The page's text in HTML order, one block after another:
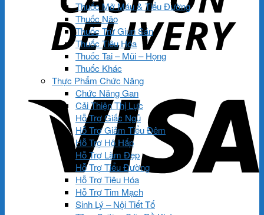
Thuốc Mỡ Máu & Tiểu Đường
Thuốc Não
Thuốc Trừ Giun Sán
Thuốc Tiêu Hóa
Thuốc Tai – Mũi – Họng
Thuốc Khác
Thực Phẩm Chức Năng
Chức Năng Gan
Cải Thiện Thị Lực
Hỗ Trợ Giấc Ngủ
Hỗ Trợ Giảm Tiểu Đêm
Hỗ Trợ Hô Hấp
Hỗ Trợ Làm Đẹp
Hỗ Trợ Tiểu Đường
Hỗ Trợ Tiêu Hóa
Hỗ Trợ Tim Mạch
Sinh Lý – Nội Tiết Tố